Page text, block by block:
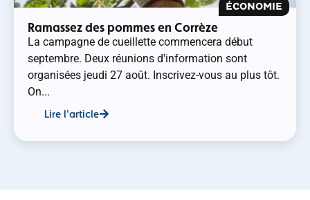
ÉCONOMIE
Ramassez des pommes en Corrèze
La campagne de cueillette commencera début
septembre. Deux réunions d'information sont
organisées jeudi 27 août. Inscrivez-vous au plus tôt.
On...
Lire l'article